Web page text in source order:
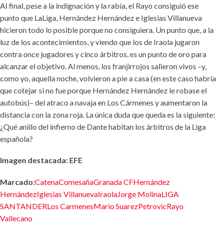
Al final, pese a la indignación y la rabia, el Rayo consiguió ese
punto que LaLiga, Hernández Hernández e Iglesias Villanueva
hicieron todo lo posible porque no consiguiera. Un punto que, a la
luz de los acontecimientos, y viendo que los de Iraola jugaron
contra once jugadores y cinco árbitros, es un punto de oro para
alcanzar el objetivo. Al menos, los franjirrojos salieron vivos –y,
como yo, aquella noche, volvieron a pie a casa (en este caso habría
que cotejar si no fue porque Hernández Hernández le robase el
autobús)– del atraco a navaja en Los Cármenes y aumentaron la
distancia con la zona roja. La única duda que queda es la siguiente:
¿Qué anillo del infierno de Dante habitan los árbitros de la Liga
española?
Imagen destacada: EFE
Marcado:CatenaComesañaGranada CFHernández
HernándezIglesias VillanuevaIraolaJorge MolinaLIGA
SANTANDERLos CarmenesMario SuarezPetrovicRayo
Vallecano